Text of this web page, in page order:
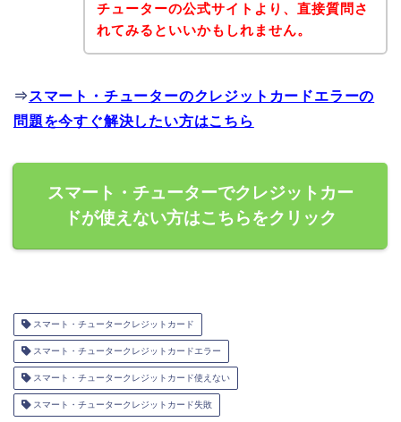
チューターの公式サイトより、直接質問さ
れてみるといいかもしれません。
⇒ スマート・チューターのクレジットカードエラーの
問題を今すぐ解決したい方はこちら
スマート・チューターでクレジットカー
ドが使えない方はこちらをクリック
スマート・チュータークレジットカード
スマート・チュータークレジットカードエラー
スマート・チュータークレジットカード使えない
スマート・チュータークレジットカード失敗